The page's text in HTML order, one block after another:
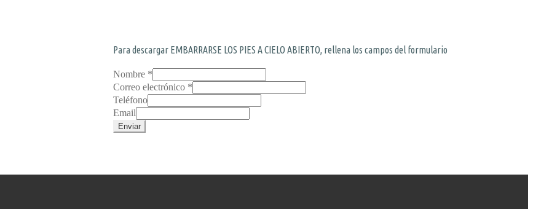
Para descargar EMBARRARSE LOS PIES A CIELO ABIERTO, rellena los campos del formulario
Nombre *
Correo electrónico *
Teléfono
Email
Enviar